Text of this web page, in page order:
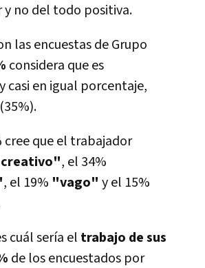
no del todo positiva.
las encuestas de Grupo
considera que es
y casi en igual porcentaje,
(35%).
cree que el trabajador
, el 34%
, el 19% "vago" y el 15%
cuál serí­a el trabajo de sus
de los encuestados por